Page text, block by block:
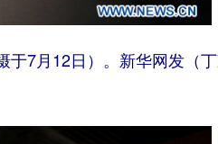
7月12日）。新华网发（